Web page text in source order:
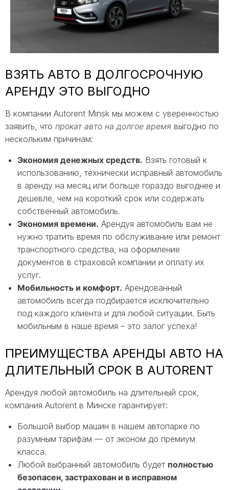
ВЗЯТЬ АВТО В ДОЛГОСРОЧНУЮ
АРЕНДУ ЭТО ВЫГОДНО
В компании Autorent Minsk мы можем с уверенностью
заявить, что прокат авто на долгое время выгодно по
нескольким причинам:
Экономия денежных средств. Взять готовый к
использованию, технически исправный автомобиль
в аренду на месяц или больше гораздо выгоднее и
дешевле, чем на короткий срок или содержать
собственный автомобиль.
Экономия времени. Арендуя автомобиль вам не
нужно тратить время по обслуживание или ремонт
транспортного средства, на оформление
документов в страховой компании и оплату их
услуг.
Мобильность и комфорт. Арендованный
автомобиль всегда подбирается исключительно
под каждого клиента и для любой ситуации. Быть
мобильным в наше время – это залог успеха!
ПРЕИМУЩЕСТВА АРЕНДЫ АВТО НА
ДЛИТЕЛЬНЫЙ СРОК В AUTORENT
Арендуя любой автомобиль на длительный срок,
компания Autorent в Минске гарантирует:
Большой выбор машин в нашем автопарке по
разумным тарифам — от эконом до премиум
класса.
Любой выбранный автомобиль будет полностью
безопасен, застрахован и в исправном